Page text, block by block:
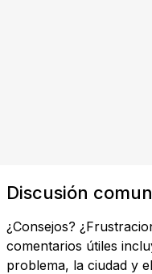
Discusión
¿Consejos?
comentarios útiles
problema, la ciudad y